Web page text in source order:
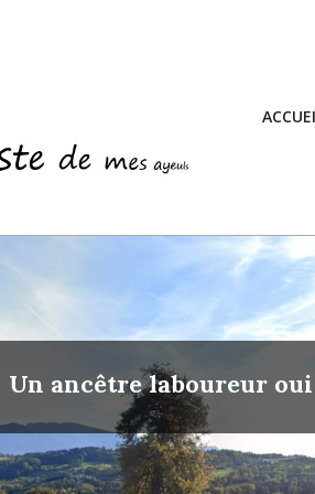
Un ancêtre laboureur